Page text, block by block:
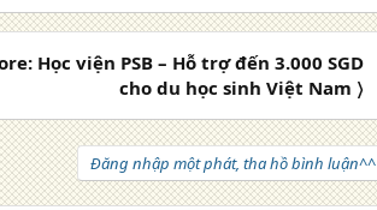
Học viện PSB – Hỗ trợ đến 3.000 SGD
cho du học sinh Việt Nam 〉
Đăng nhập một phát, tha hồ bình luận^^